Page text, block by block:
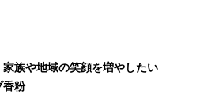
族や地域の笑顔を増やしたい
香粉